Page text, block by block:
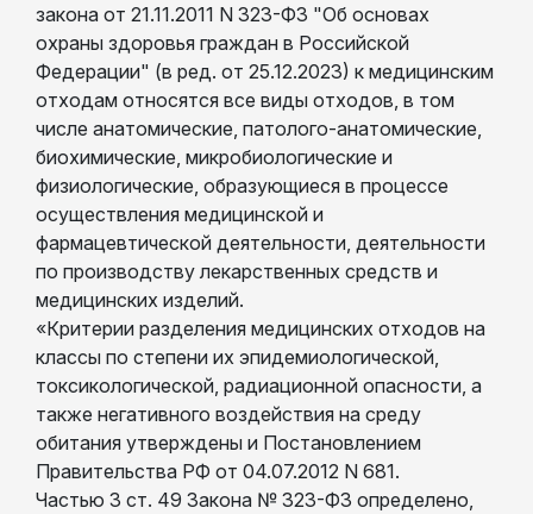
закона от 21.11.2011 N 323-ФЗ "Об основах
охраны здоровья граждан в Российской
Федерации" (в ред. от 25.12.2023) к медицинским
отходам относятся все виды отходов, в том
числе анатомические, патолого-анатомические,
биохимические, микробиологические и
физиологические, образующиеся в процессе
осуществления медицинской и
фармацевтической деятельности, деятельности
по производству лекарственных средств и
медицинских изделий.
«Критерии разделения медицинских отходов на
классы по степени их эпидемиологической,
токсикологической, радиационной опасности, а
также негативного воздействия на среду
обитания утверждены и Постановлением
Правительства РФ от 04.07.2012 N 681.
Частью 3 ст. 49 Закона № 323-ФЗ определено,